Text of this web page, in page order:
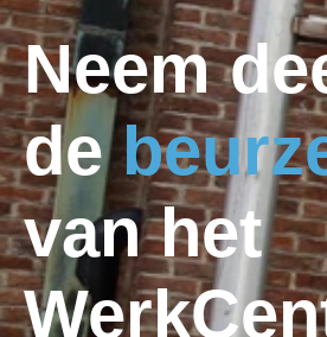
Neem
de
van het